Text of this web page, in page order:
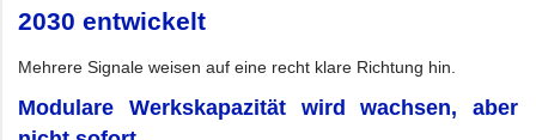
2030 entwickelt
Mehrere Signale weisen auf eine recht klare Richtung hin.
Modulare Werkskapazität wird wachsen, aber